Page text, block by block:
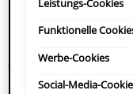
WAS SIND
(unter dem Link
nachträglich
Leistungs-Cookies
Funktionelle
Werbe-Cookies
Social-Media-